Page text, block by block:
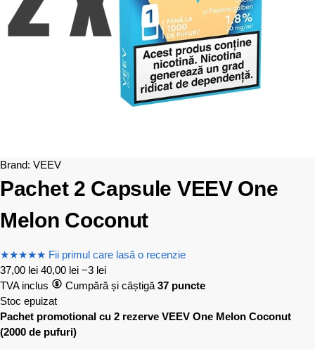
Brand: VEEV
Pachet 2 Capsule VEEV One
Melon Coconut
★★★★★ Fii primul care lasă o recenzie
37,00 lei 40,00 lei −3 lei
TVA inclus
Cumpără și câștigă 37 puncte
Stoc epuizat
Pachet promotional cu 2 rezerve VEEV One Melon Coconut
(2000 de pufuri)